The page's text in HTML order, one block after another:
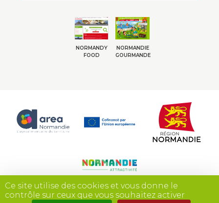
NORMANDY
FOOD
NORMANDIE
GOURMANDE
Ce site utilise des cookies et vous donne le
contrôle sur ceux que vous souhaitez activer